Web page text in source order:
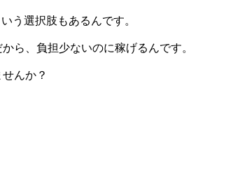
う選択肢もあるんです。
ら、負担少ないのに稼げるんです。
んか？